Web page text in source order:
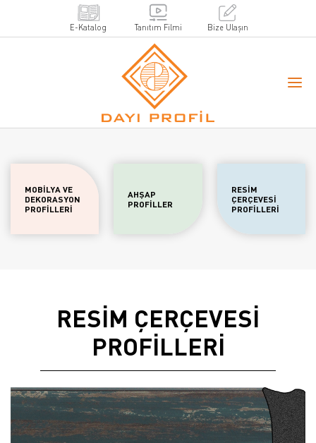
E-Katalog Tanıtım Filmi Bize Ulaşın
MOBİLYA VE
DEKORASYON
PROFİLLERİ
AHŞAP
PROFİLLER
RESİM
ÇERÇEVESİ
PROFİLLERİ
RESİM ÇERÇEVESİ
PROFİLLERİ